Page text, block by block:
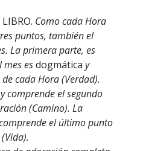
Como cada Hora
puntos, también el
La primera parte, es
mes esdogmática y
cada Hora (Verdad).
y comprende el segundo
(Camino). La
el último punto